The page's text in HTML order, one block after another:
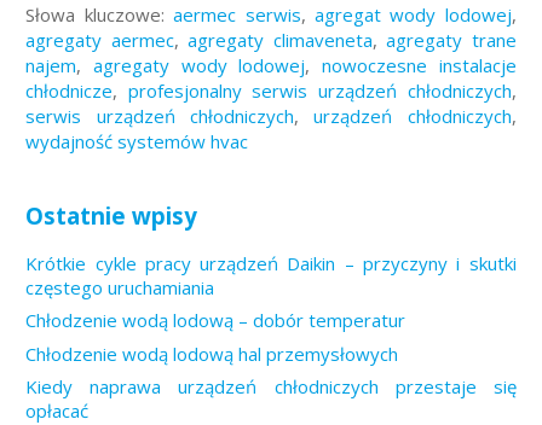
Słowa kluczowe:aermec serwis, agregat wody lodowej,
agregaty aermec,agregaty climaveneta,agregaty trane
najem, agregaty wody lodowej,nowoczesne instalacje
chłodnicze, profesjonalny serwis urządzeń chłodniczych,
serwis urządzeń chłodniczych,urządzeń chłodniczych,
wydajność systemów hvac
Ostatnie wpisy
Krótkie cykle pracy urządzeń Daikin – przyczyny i skutki
częstego uruchamiania
Chłodzenie wodą lodową – dobór temperatur
Chłodzenie wodą lodową hal przemysłowych
Kiedy naprawa urządzeń chłodniczych przestaje się
opłacać